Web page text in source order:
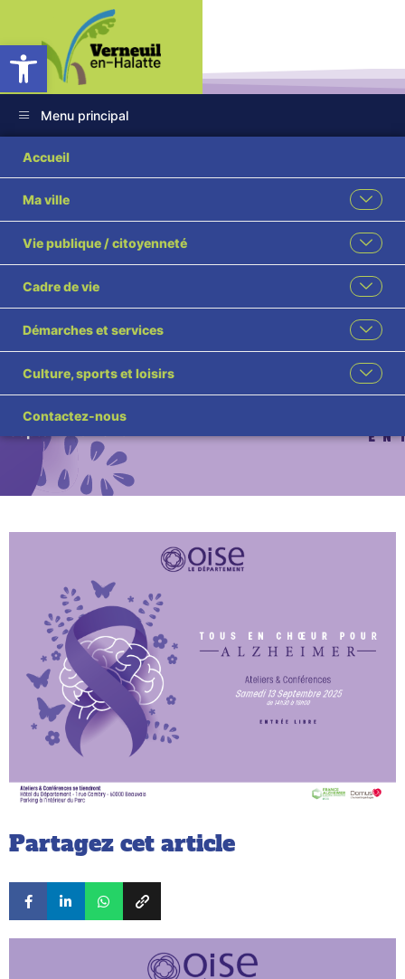
Ouvrir la barre d’outils
Menu principal
Accueil
Ma ville
Vie publique / citoyenneté
Cadre de vie
Démarches et services
Culture, sports et loisirs
Contactez-nous
Tous en Choeur
pour Alzheimer » –
Samedi 13
septembre 2025
Tous en Choeur pour Alzheimer » – Samedi 13
Partagez cet article